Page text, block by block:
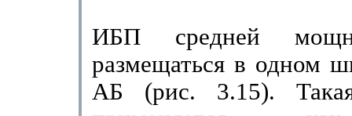
ИБП средней
размещаться в одном
АБ (рис. 3.15).